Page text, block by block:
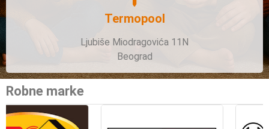
Termopool
Ljubiše Miodragovića 11N
Beograd
Robne marke